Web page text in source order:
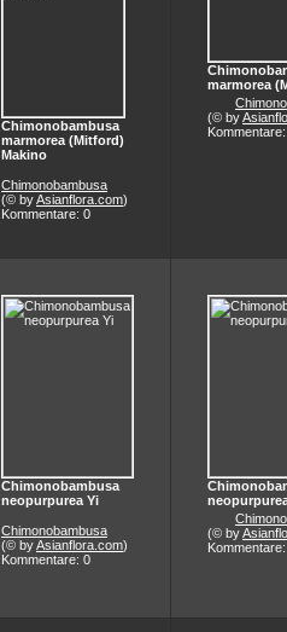
Chimonobambusa
marmorea (Mitford)
Makino
Chimonobambusa
(© byAsianflora.com)
Kommentare: 0
marmorea
(© by
Chimonobambusa
neopurpurea Yi
Chimonobambusa
(© byAsianflora.com)
Kommentare: 0
(© by